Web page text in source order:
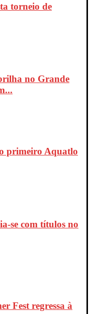
torneio de
no Grande
primeiro Aquatlo
se com títulos no
Fest regressa à